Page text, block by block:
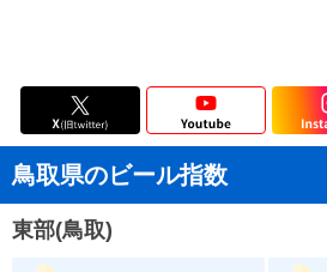
鳥取県のビール指数
東部(鳥取)